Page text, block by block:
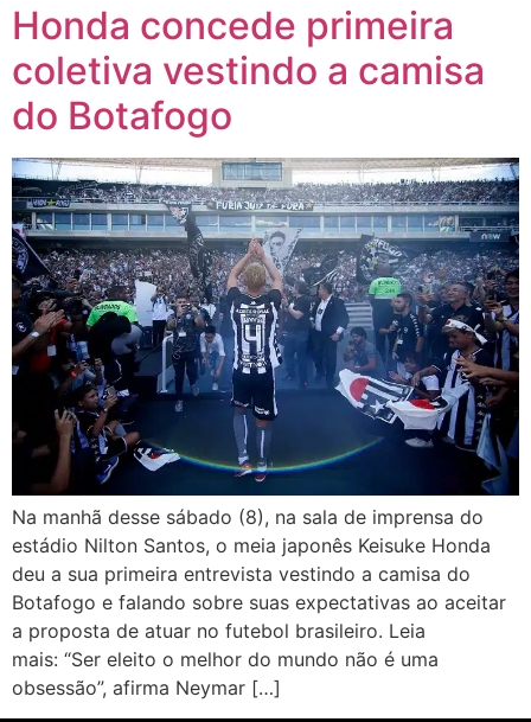
Honda concede primeira
coletiva vestindo a camisa
do Botafogo
Na manhã desse sábado (8), na sala de imprensa do
estádio Nilton Santos, o meia japonês Keisuke Honda
deu a sua primeira entrevista vestindo a camisa do
Botafogo e falando sobre suas expectativas ao aceitar
a proposta de atuar no futebol brasileiro. Leia
mais: “Ser eleito o melhor do mundo não é uma
obsessão”, afirma Neymar […]